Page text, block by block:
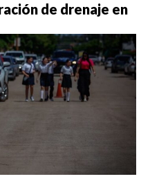
de drenaje en